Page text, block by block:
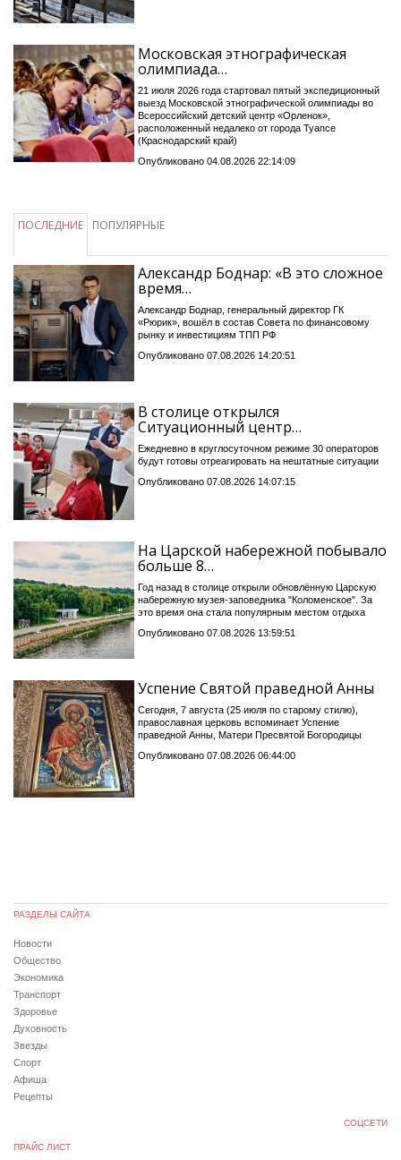
Московская этнографическая
олимпиада…
21 июля 2026 года стартовал пятый экспедиционный
выезд Московской этнографической олимпиады во
Всероссийский детский центр «Орленок»,
расположенный недалеко от города Туапсе
(Краснодарский край)
Опубликовано 04.08.2026 22:14:09
ПОСЛЕДНИЕ ПОПУЛЯРНЫЕ
Александр Боднар: «В это сложное
время…
Александр Боднар, генеральный директор ГК
«Рюрик», вошёл в состав Совета по финансовому
рынку и инвестициям ТПП РФ
Опубликовано 07.08.2026 14:20:51
В столице открылся
Ситуационный центр…
Ежедневно в круглосуточном режиме 30 операторов
будут готовы отреагировать на нештатные ситуации
Опубликовано 07.08.2026 14:07:15
На Царской набережной побывало
больше 8…
Год назад в столице открыли обновлённую Царскую
набережную музея-заповедника "Коломенское". За
это время она стала популярным местом отдыха
Опубликовано 07.08.2026 13:59:51
Успение Святой праведной Анны
Сегодня, 7 августа (25 июля по старому стилю),
православная церковь вспоминает Успение
праведной Анны, Матери Пресвятой Богородицы
Опубликовано 07.08.2026 06:44:00
РАЗДЕЛЫ САЙТА
Новости
Общество
Экономика
Транспорт
Здоровье
Духовность
Звезды
Спорт
Афиша
Рецепты
СОЦСЕТИ
ПРАЙС ЛИСТ